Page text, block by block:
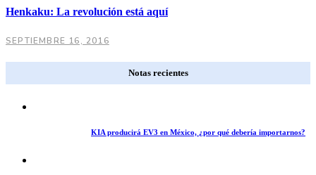
Henkaku: La revolución está aquí
SEPTIEMBRE 16, 2016
Notas recientes
KIA producirá EV3 en México, ¿por qué debería importarnos?